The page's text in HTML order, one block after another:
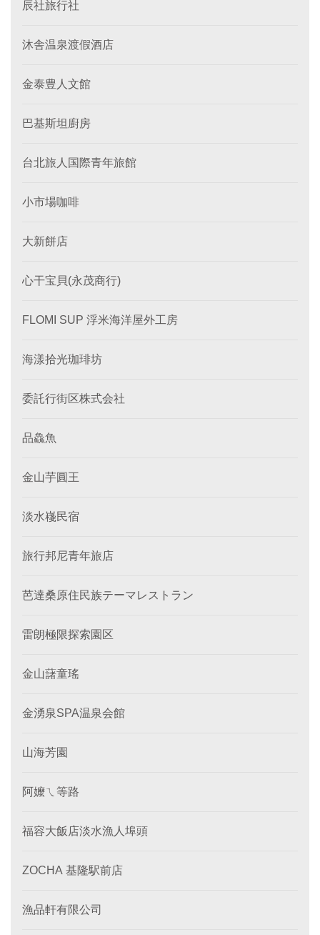
辰社旅行社
沐舎温泉渡假酒店
金泰豊人文館
巴基斯坦廚房
台北旅人国際青年旅館
小市場咖啡
大新餅店
心干宝貝(永茂商行)
FLOMI SUP 浮米海洋屋外工房
海漾拾光珈琲坊
委託行街区株式会社
品鱻魚
金山芋圓王
淡水嶘民宿
旅行邦尼青年旅店
芭達桑原住民族テーマレストラン
雷朗極限探索園区
金山藷童瑤
金湧泉SPA温泉会館
山海芳園
阿嬤ㄟ等路
福容大飯店淡水漁人埠頭
ZOCHA 基隆駅前店
漁品軒有限公司